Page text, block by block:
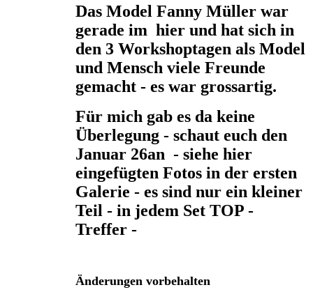
Das Model Fanny Müller war
gerade im hier und hat sich in
den 3 Workshoptagen als Model
und Mensch viele Freunde
gemacht - es war grossartig.
Für mich gab es da keine
Überlegung - schaut euch den
Januar 26an - siehe hier
eingefügten Fotos in der ersten
Galerie - es sind nur ein kleiner
Teil - in jedem Set TOP -
Treffer -
Änderungen vorbehalten